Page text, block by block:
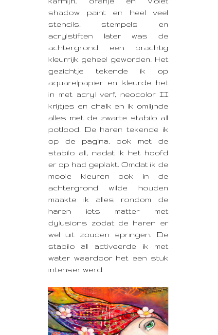
shadow paint en heel veel
stencils, stempels en
acrylstiften later was de
achtergrond een prachtig
kleurrijk geheel geworden. Het
gezichtje tekende ik op
aquarelpapier en kleurde het
in met acryl verf, neocolor II
krijtjes en chalk en ik omlijnde
alles met de zwarte stabilo all
potlood. De haren tekende ik
op de pagina, ook met de
stabilo all, nadat ik het hoofd
er op had geplakt. Omdat ik de
mooie kleuren ook in de
achtergrond wilde houden
maakte ik alles rondom de
haren iets matter met
dylusions zodat de haren er
wel uit zouden springen. De
stabilo all activeerde ik met
water waardoor het een stuk
intenser werd.